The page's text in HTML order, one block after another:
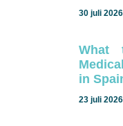
30 juli 2026
What
in
23 juli 2026